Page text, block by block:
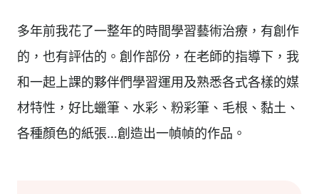
多年前我花了一整年的時間學習藝術治療，有創作
的，也有評估的。創作部份，在老師的指導下，我
和一起上課的夥伴們學習運用及熟悉各式各樣的媒
材特性，好比蠟筆、水彩、粉彩筆、毛根、黏土、
各種顏色的紙張…創造出一幀幀的作品。